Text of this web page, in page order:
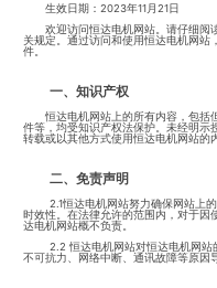
生效日期：2023年11月21日
欢迎访问恒达电机网站。请仔细阅
关规定。通过访问和使用恒达电机网站
件。
一、知识产权
恒达电机网站上的所有内容，包括
件等，均受知识产权法保护。未经明示
转载或以其他方式使用恒达电机网站的
二、免责声明
2.1恒达电机网站努力确保网站上的
时效性。在法律允许的范围内，对于因
达电机网站概不负责。
2.2 恒达电机网站对恒达电机网站的
不可抗力、网络中断、通讯故障等原因